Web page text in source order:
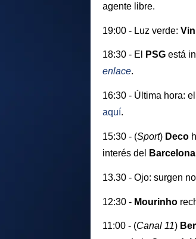
agente libre.
19:00 - Luz verde:
18:30 - El PSG está
enlace.
16:30 - Última hora: el
aquí.
15:30 - (Sport) Deco
interés del
Barcelona
13.30 - Ojo: surgen
12:30 - Mourinho
11:00 - (Canal 11)